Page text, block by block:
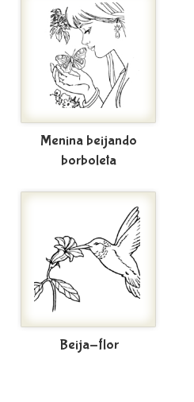
Menina beijando
borboleta
Beija-flor